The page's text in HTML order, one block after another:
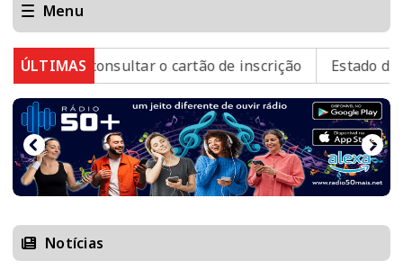
Menu
ÚLTIMASconsultar o cartão de inscrição Estado de São
Notícias